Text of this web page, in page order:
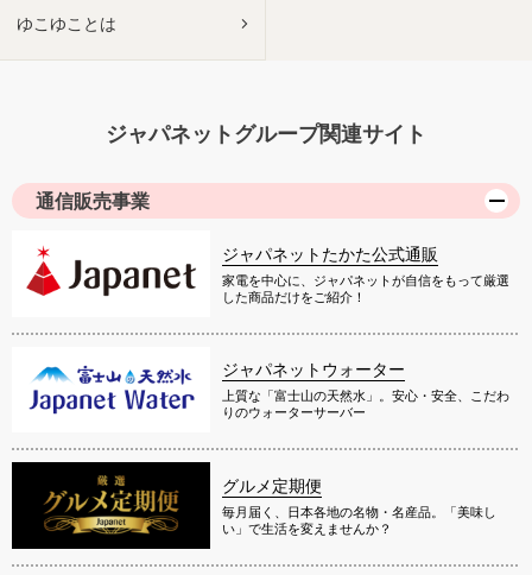
ゆこゆことは
ジャパネットグループ関連サイト
通信販売事業
ジャパネットたかた公式通販
家電を中心に、ジャパネットが自信をもって厳選
した商品だけをご紹介！
ジャパネットウォーター
上質な「富士山の天然水」。安心・安全、こだわ
りのウォーターサーバー
グルメ定期便
毎月届く、日本各地の名物・名産品。「美味し
い」で生活を変えませんか？